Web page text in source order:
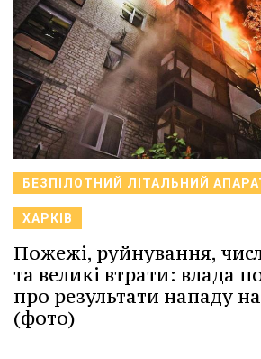
БЕЗПІЛОТНИЙ ЛІТАЛЬНИЙ
ХАРКІВ
Пожежі, руйнування,
та великі втрати: влада
про результати нападу
(фото)